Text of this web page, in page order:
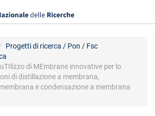
Progetti di ricerca / Pon / Fsc
di MEmbrane innovative per lo
di distillazione a membrana,
e condensazione a membrana